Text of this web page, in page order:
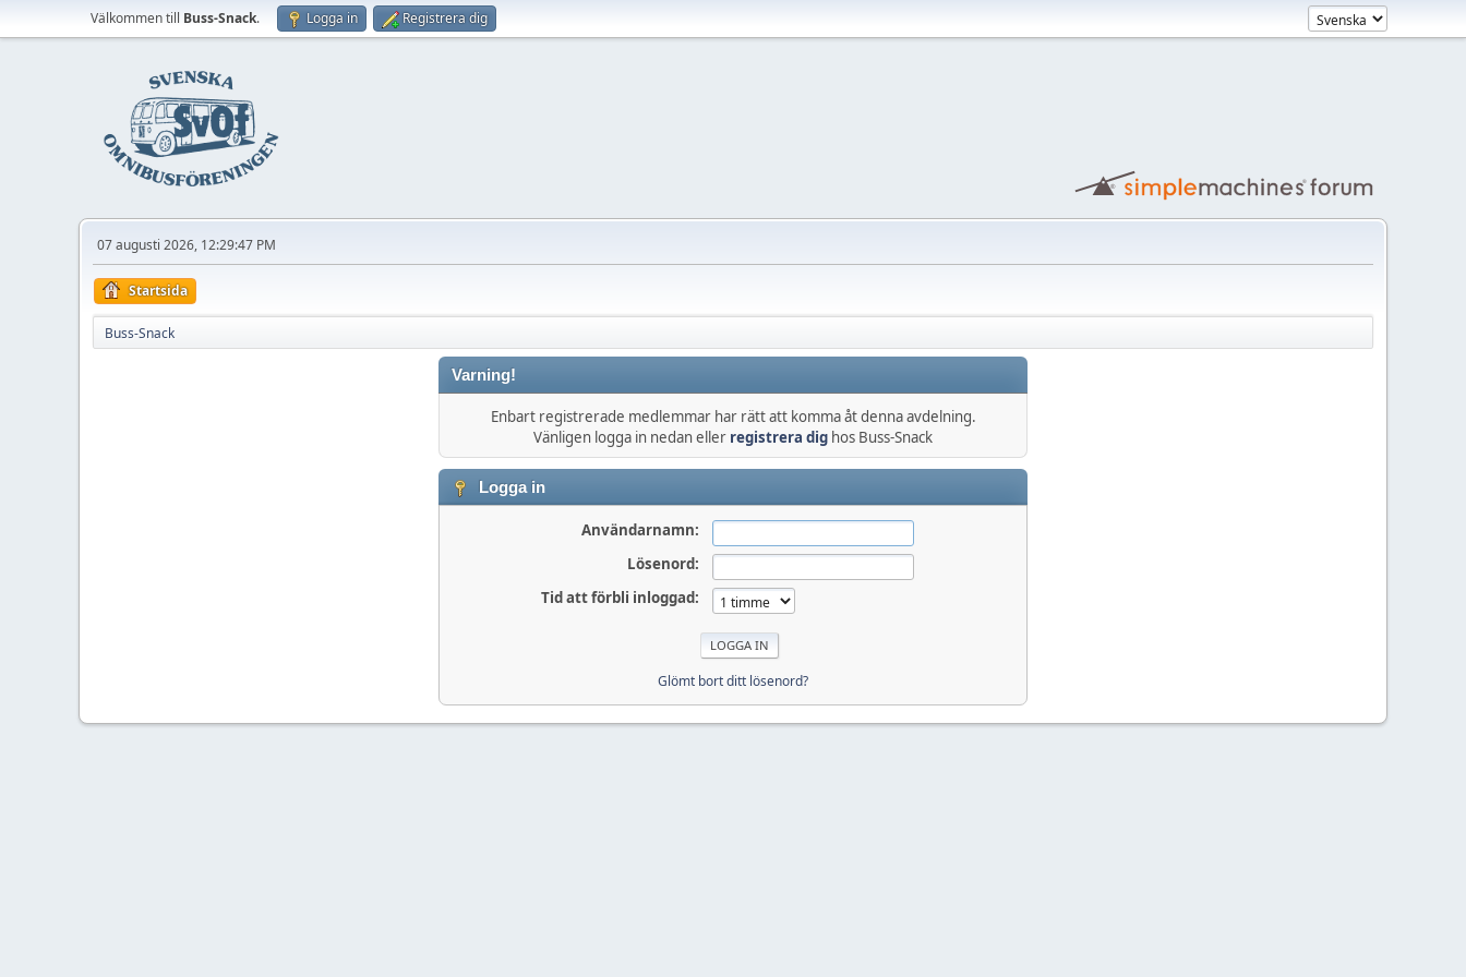
Välkommen till Buss-Snack. Logga in Registrera dig
07 augusti 2026, 12:29:47 PM
Startsida
Buss-Snack
Varning!
Enbart registrerade medlemmar har rätt att komma åt denna avdelning.
Vänligen logga in nedan eller registrera dig hos Buss-Snack
Logga in
Användarnamn:
Lösenord:
Tid att förbli inloggad:
Glömt bort ditt lösenord?